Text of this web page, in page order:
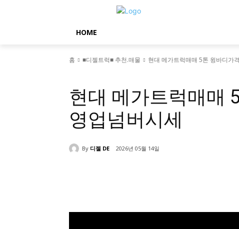
HOME
홈 ■디젤트럭■ 추천.매물 현대 메가트럭매매 5톤 윙바디가
현대 메가트럭매매
영업넘버시세
By 디젤 DE 2026년 05월 14일